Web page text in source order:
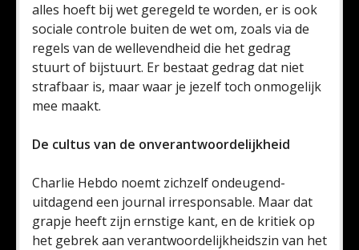
alles hoeft bij wet geregeld te worden, er is ook
sociale controle buiten de wet om, zoals via de
regels van de wellevendheid die het gedrag
stuurt of bijstuurt. Er bestaat gedrag dat niet
strafbaar is, maar waar je jezelf toch onmogelijk
mee maakt.
De cultus van de onverantwoordelijkheid
Charlie Hebdo noemt zichzelf ondeugend-
uitdagend een journal irresponsable. Maar dat
grapje heeft zijn ernstige kant, en de kritiek op
het gebrek aan verantwoordelijkheidszin van het